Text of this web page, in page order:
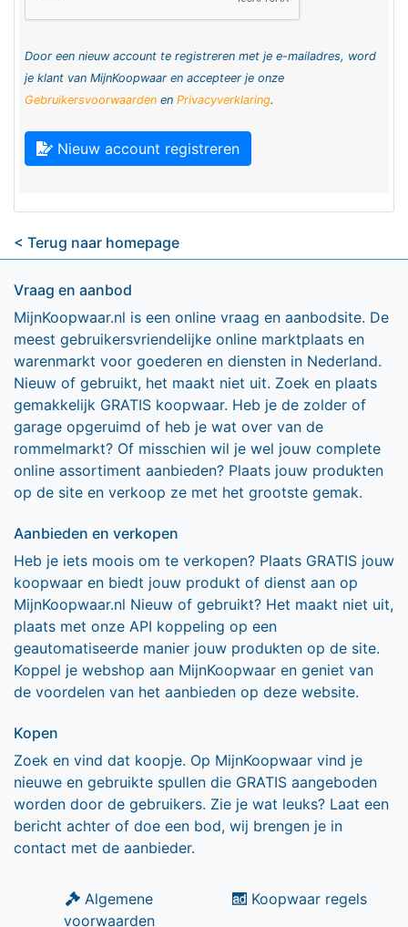
Door een nieuw account te registreren met je e-mailadres, word
je klant van MijnKoopwaar en accepteer je onze
Gebruikersvoorwaarden en Privacyverklaring.
Nieuw account registreren
< Terug naar homepage
Vraag en aanbod
MijnKoopwaar.nl is een online vraag en aanbodsite. De
meest gebruikersvriendelijke online marktplaats en
warenmarkt voor goederen en diensten in Nederland.
Nieuw of gebruikt, het maakt niet uit. Zoek en plaats
gemakkelijk GRATIS koopwaar. Heb je de zolder of
garage opgeruimd of heb je wat over van de
rommelmarkt? Of misschien wil je wel jouw complete
online assortiment aanbieden? Plaats jouw produkten
op de site en verkoop ze met het grootste gemak.
Aanbieden en verkopen
Heb je iets moois om te verkopen? Plaats GRATIS jouw
koopwaar en biedt jouw produkt of dienst aan op
MijnKoopwaar.nl Nieuw of gebruikt? Het maakt niet uit,
plaats met onze API koppeling op een
geautomatiseerde manier jouw produkten op de site.
Koppel je webshop aan MijnKoopwaar en geniet van
de voordelen van het aanbieden op deze website.
Kopen
Zoek en vind dat koopje. Op MijnKoopwaar vind je
nieuwe en gebruikte spullen die GRATIS aangeboden
worden door de gebruikers. Zie je wat leuks? Laat een
bericht achter of doe een bod, wij brengen je in
contact met de aanbieder.
Algemene
voorwaarden
Koopwaar regels